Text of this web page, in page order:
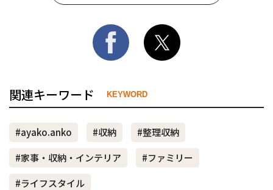
関連キーワード KEYWORD
#ayako.anko #収納
#整理収納
#家事・収納・インテリア
#ファミリー
#ライフスタイル